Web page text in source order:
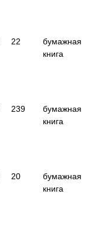
22
бумажная
книга
239
бумажная
книга
20
бумажная
книга